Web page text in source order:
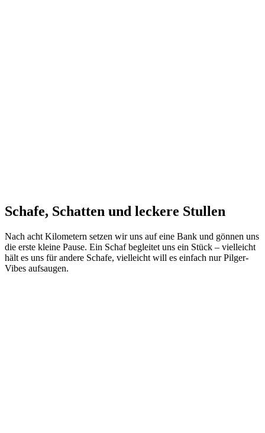
Schafe, Schatten und leckere Stullen
Nach acht Kilometern setzen wir uns auf eine Bank und gönnen uns
die erste kleine Pause. Ein Schaf begleitet uns ein Stück – vielleicht
hält es uns für andere Schafe, vielleicht will es einfach nur Pilger-
Vibes aufsaugen.